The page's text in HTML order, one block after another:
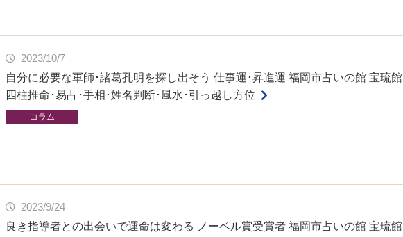
2023/10/7
自分に必要な軍師･諸葛孔明を探し出そう 仕事運･昇進運 福岡市占いの館 宝琉館
四柱推命･易占･手相･姓名判断･風水･引っ越し方位
コラム
2023/9/24
良き指導者との出会いで運命は変わる ノーベル賞受賞者 福岡市占いの館 宝琉館